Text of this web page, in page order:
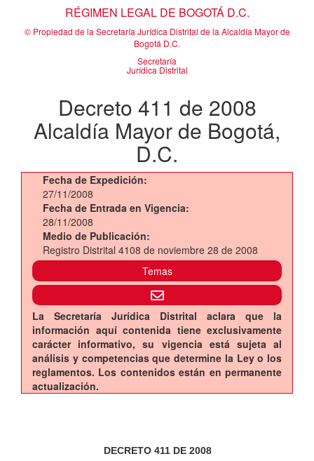
RÉGIMEN LEGAL DE BOGOTÁ D.C.
© Propiedad de la Secretaría Jurídica Distrital de la Alcaldía Mayor de
Bogotá D.C.
Secretaría
Jurídica Distrital
Decreto 411 de 2008
Alcaldía Mayor de Bogotá,
D.C.
Fecha de Expedición:
27/11/2008
Fecha de Entrada en Vigencia:
28/11/2008
Medio de Publicación:
Registro Distrital 4108 de noviembre 28 de 2008
Temas
La Secretaría Jurídica Distrital aclara que la
información aquí contenida tiene exclusivamente
carácter informativo, su vigencia está sujeta al
análisis y competencias que determine la Ley o los
reglamentos. Los contenidos están en permanente
actualización.
DECRETO 411 DE 2008